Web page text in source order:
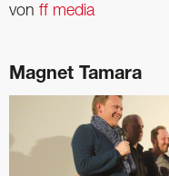
von ff media
Magnet Tamara